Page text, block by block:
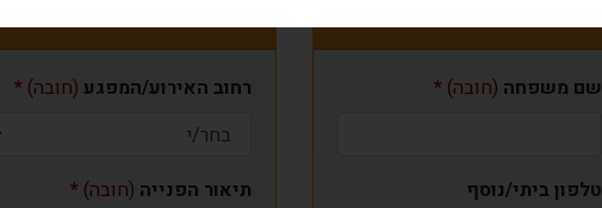
שם משפחה (חובה)
טלפון ביתי/נוסף
פרטי הפונה
רחוב האירוע/המפגע (חובה)
תיאור הפנייה (חובה)